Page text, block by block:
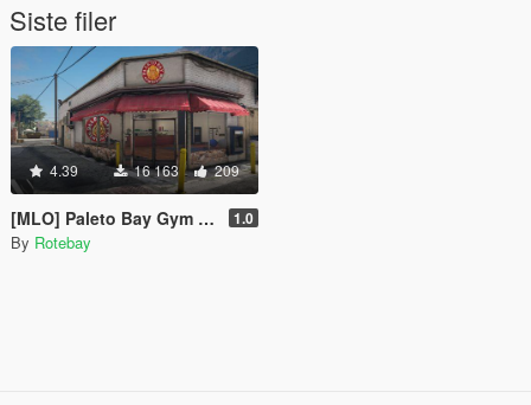
Siste filer
4.39 16 163 209
[MLO] Paleto Bay Gym [Add-On SP / FiveM] 1.0
By Rotebay